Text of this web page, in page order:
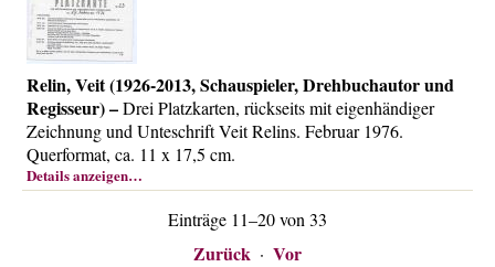
Relin, Veit (1926-2013, Schauspieler, Drehbuchautor und
Regisseur) –Drei Platzkarten, rückseits mit eigenhändiger
Zeichnung und Unteschrift Veit Relins. Februar 1976.
Querformat, ca. 11 x 17,5 cm.
Details anzeigen…
Einträge 11–20 von 33
Zurück · Vor